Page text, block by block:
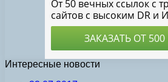
Интересные новости